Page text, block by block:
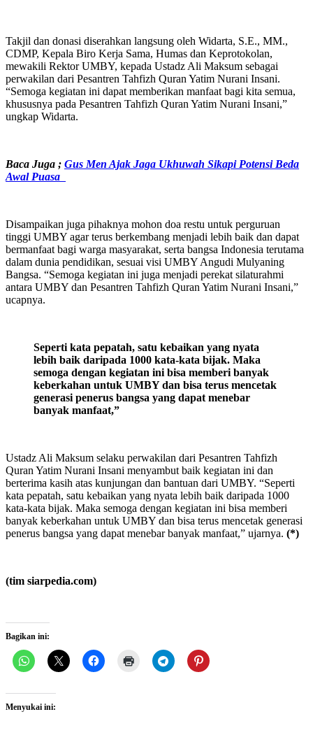
Takjil dan donasi diserahkan langsung oleh Widarta, S.E., MM.,
CDMP, Kepala Biro Kerja Sama, Humas dan Keprotokolan,
mewakili Rektor UMBY, kepada Ustadz Ali Maksum sebagai
perwakilan dari Pesantren Tahfizh Quran Yatim Nurani Insani.
“Semoga kegiatan ini dapat memberikan manfaat bagi kita semua,
khususnya pada Pesantren Tahfizh Quran Yatim Nurani Insani,”
ungkap Widarta.
Baca Juga ; Gus Men Ajak Jaga Ukhuwah Sikapi Potensi Beda
Awal Puasa
Disampaikan juga pihaknya mohon doa restu untuk perguruan
tinggi UMBY agar terus berkembang menjadi lebih baik dan dapat
bermanfaat bagi warga masyarakat, serta bangsa Indonesia terutama
dalam dunia pendidikan, sesuai visi UMBY Angudi Mulyaning
Bangsa. “Semoga kegiatan ini juga menjadi perekat silaturahmi
antara UMBY dan Pesantren Tahfizh Quran Yatim Nurani Insani,”
ucapnya.
Seperti kata pepatah, satu kebaikan yang nyata
lebih baik daripada 1000 kata-kata bijak. Maka
semoga dengan kegiatan ini bisa memberi banyak
keberkahan untuk UMBY dan bisa terus mencetak
generasi penerus bangsa yang dapat menebar
banyak manfaat,”
Ustadz Ali Maksum selaku perwakilan dari Pesantren Tahfizh
Quran Yatim Nurani Insani menyambut baik kegiatan ini dan
berterima kasih atas kunjungan dan bantuan dari UMBY. “Seperti
kata pepatah, satu kebaikan yang nyata lebih baik daripada 1000
kata-kata bijak. Maka semoga dengan kegiatan ini bisa memberi
banyak keberkahan untuk UMBY dan bisa terus mencetak generasi
penerus bangsa yang dapat menebar banyak manfaat,” ujarnya. (*)
(tim siarpedia.com)
Bagikan ini:
Menyukai ini: